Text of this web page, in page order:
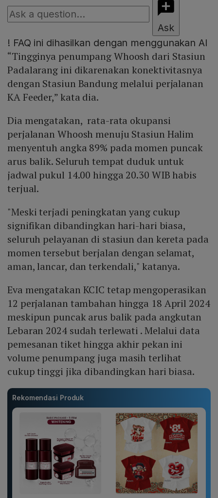
Ask
! FAQ ini dihasilkan dengan menggunakan AI
“Tingginya penumpang Whoosh dari Stasiun
Padalarang ini dikarenakan konektivitasnya
dengan Stasiun Bandung melalui perjalanan
KA Feeder,” kata dia.
Dia mengatakan, rata-rata okupansi
perjalanan Whoosh menuju Stasiun Halim
menyentuh angka 89% pada momen puncak
arus balik. Seluruh tempat duduk untuk
jadwal pukul 14.00 hingga 20.30 WIB habis
terjual.
"Meski terjadi peningkatan yang cukup
signifikan dibandingkan hari-hari biasa,
seluruh pelayanan di stasiun dan kereta pada
momen tersebut berjalan dengan selamat,
aman, lancar, dan terkendali," katanya.
Eva mengatakan KCIC tetap mengoperasikan
12 perjalanan tambahan hingga 18 April 2024
meskipun puncak arus balik pada angkutan
Lebaran 2024 sudah terlewati . Melalui data
pemesanan tiket hingga akhir pekan ini
volume penumpang juga masih terlihat
cukup tinggi jika dibandingkan hari biasa.
Rekomendasi Produk